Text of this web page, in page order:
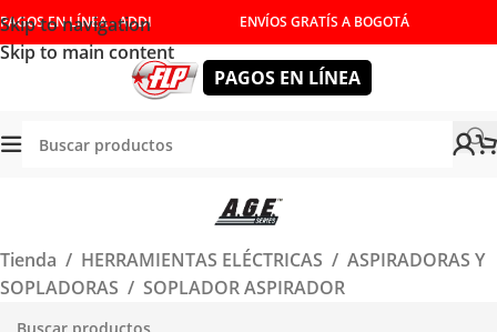
Skip to navigation
Skip to main content
PAGOS EN LÍNEA - ADDI ENVÍOS GRATÍS A BOGOTÁ
PAGOS EN LÍNEA
Tienda / HERRAMIENTAS ELÉCTRICAS / ASPIRADORAS Y
SOPLADORAS / SOPLADOR ASPIRADOR